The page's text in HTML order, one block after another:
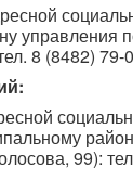
управления
8 (8482) 79-
99):